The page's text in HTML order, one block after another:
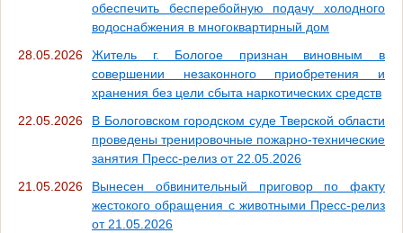
обеспечить бесперебойную подачу холодного
водоснабжения в многоквартирный дом
28.05.2026
Житель г. Бологое признан виновным в
совершении незаконного приобретения и
хранения без цели сбыта наркотических средств
22.05.2026
В Бологовском городском суде Тверской области
проведены тренировочные пожарно-технические
занятия Пресс-релиз от 22.05.2026
21.05.2026
Вынесен обвинительный приговор по факту
жестокого обращения с животными Пресс-релиз
от 21.05.2026